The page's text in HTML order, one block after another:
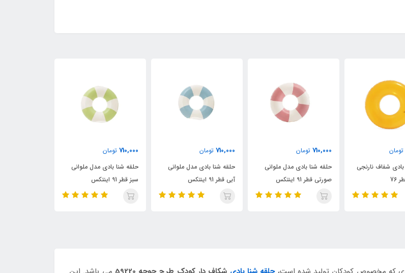
مدل ملوانی
710,000 تومان
حلقه شنا بادی مدل ملوانی
آبی قطر 91 اینتکس
710,000 تومان
حلقه شنا بادی مدل ملوانی
سبز قطر 91 اینتکس
550,000 تومان
حلقه شنا بادی کودک قطر 70
طرح سوپر ماریو